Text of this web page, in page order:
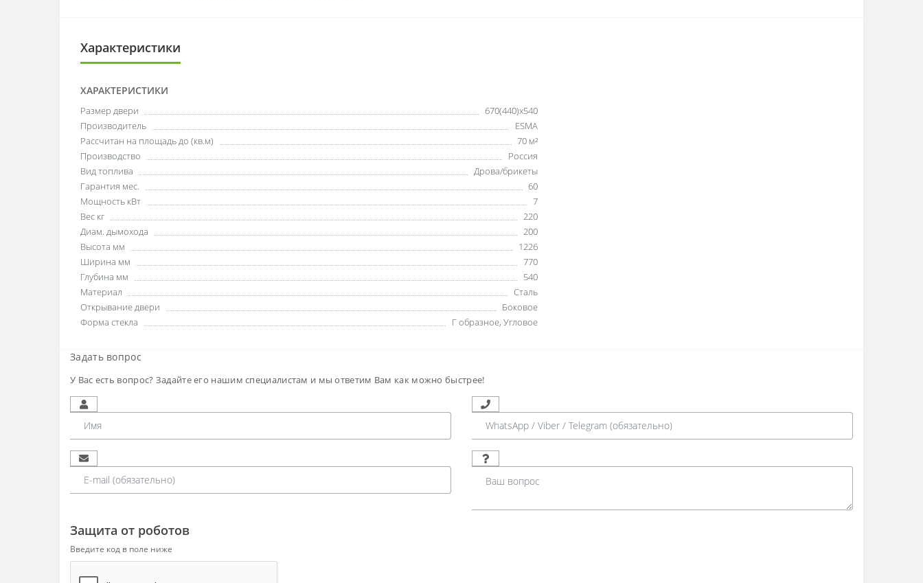
Характеристики
ХАРАКТЕРИСТИКИ
Размер двери
670(440)х540
Производитель
ESMA
Рассчитан на площадь до (кв.м)
70 м²
Производство
Россия
Вид топлива
Дрова/брикеты
Гарантия мес.
60
Мощность кВт
7
Вес кг
220
Диам. дымохода
200
Высота мм
1226
Ширина мм
770
Глубина мм
540
Материал
Сталь
Открывание двери
Боковое
Форма стекла
Г образное, Угловое
Задать вопрос
У Вас есть вопрос? Задайте его нашим специалистам и мы ответим Вам как можно быстрее!
Защита от роботов
Введите код в поле ниже